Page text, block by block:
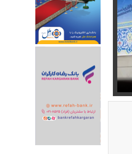
فیلم / ادامه تجمعات شبانه تعیین تکلیف شد
عکس / عاشقانه‌های دختران پیمان قاسم
قیمت سکه و طلا + جدول